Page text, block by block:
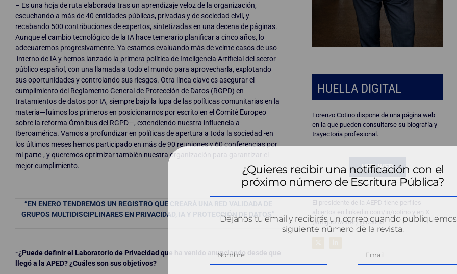
– Es una hoja de ruta elaborada tras un aprendizaje veloz de la organización,
escuchando a más de 40 entidades públicas, privadas y de sociedad civil, y
recabando 500 contribuciones de expertos, sintetizadas en una decena de páginas.
Aunque el cambio tecnológico de la IA hace temerario planificar a cinco años, lo
adecuaremos progresivamente. Ya estamos evaluando más de veinte casos de uso
interno de IA y hemos lanzado la primera política de Inteligencia Artificial del sector
público español, con una llamada a todo el mundo para aprovecharla, explotando
sus oportunidades y controlando sus riesgos. Otra línea clave es asegurar el
cumplimiento del Reglamento General de Protección de Datos (RGPD) en
tratamientos de datos por IA, siempre bajo la lupa de las políticas comunitarias en la
materia—fuimos los primeros en posicionarnos por escrito en el Comité Europeo
sobre la reforma Ómnibus del RGPD—, extendiendo nuestra influencia a
Iberoamérica. Vamos a profundizar en políticas de apertura a toda la sociedad -en
los últimos meses hemos participado en más de 90 reuniones y 60 conferencias por
mi parte-, y queremos optimizar también nuestra organización para garantizar el
mejor cumplimiento.
“EN ENERO TENDREMOS UN REGISTRO QUE CREARÁ UNA RED VALIDADA DE
GRUPOS MULTIDISCIPLINARES EN PRIVACIDAD, IA Y PROTECCIÓN DE DATOS”
-¿Puede definir el Laboratorio de Privacidad que ha venido anunciando desde que
llegó a la APED? ¿Cuáles son sus objetivos?
HUELLA DIGITAL
Lorenzo Cotino dispone de una página web
en la que pueden consultarse su biografía y
trayectoria profesional.
VER WEB
El presidente de la AEPD tiene perfiles
abiertos en linkedin.com/in/cotino y en X
(antiguo twitter) @cotino
¿Quieres recibir una notificación con el
próximo número de Escritura Pública?
Déjanos tu email y recibirás un correo cuando
siguiente número de la revista.